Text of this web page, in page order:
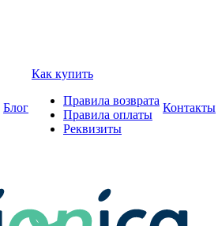
Блог
Как купить
Правила возврата
Правила оплаты
Реквизиты
Контакты